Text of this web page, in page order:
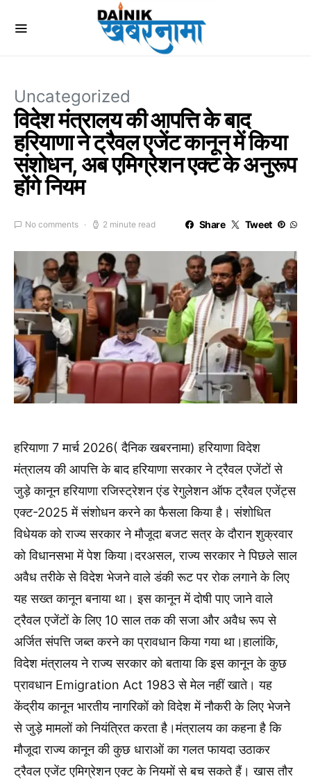
Uncategorized
विदेश मंत्रालय की आपत्ति के बाद
हरियाणा ने ट्रैवल एजेंट कानून में किया
संशोधन, अब एमिग्रेशन एक्ट के अनुरूप
होंगे नियम
No comments 2 minute read Share Tweet
हरियाणा 7 मार्च 2026( दैनिक खबरनामा) हरियाणा विदेश
मंत्रालय की आपत्ति के बाद हरियाणा सरकार ने ट्रैवल एजेंटों से
जुड़े कानून हरियाणा रजिस्ट्रेशन एंड रेगुलेशन ऑफ ट्रैवल एजेंट्स
एक्ट-2025 में संशोधन करने का फैसला किया है। संशोधित
विधेयक को राज्य सरकार ने मौजूदा बजट सत्र के दौरान शुक्रवार
को विधानसभा में पेश किया।दरअसल, राज्य सरकार ने पिछले साल
अवैध तरीके से विदेश भेजने वाले डंकी रूट पर रोक लगाने के लिए
यह सख्त कानून बनाया था। इस कानून में दोषी पाए जाने वाले
ट्रैवल एजेंटों के लिए 10 साल तक की सजा और अवैध रूप से
अर्जित संपत्ति जब्त करने का प्रावधान किया गया था।हालांकि,
विदेश मंत्रालय ने राज्य सरकार को बताया कि इस कानून के कुछ
प्रावधान Emigration Act 1983 से मेल नहीं खाते। यह
केंद्रीय कानून भारतीय नागरिकों को विदेश में नौकरी के लिए भेजने
से जुड़े मामलों को नियंत्रित करता है।मंत्रालय का कहना है कि
मौजूदा राज्य कानून की कुछ धाराओं का गलत फायदा उठाकर
ट्रैवल एजेंट एमिग्रेशन एक्ट के नियमों से बच सकते हैं। खास तौर